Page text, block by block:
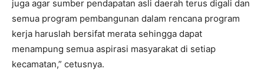
juga agar sumber pendapatan asli daerah terus digali dan
semua program pembangunan dalam rencana program
kerja haruslah bersifat merata sehingga dapat
menampung semua aspirasi masyarakat di setiap
kecamatan,” cetusnya.